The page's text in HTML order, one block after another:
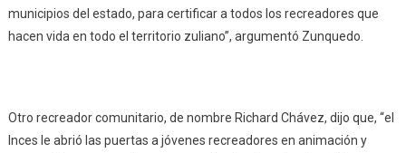
municipios del estado, para certificar a todos los recreadores que
hacen vida en todo el territorio zuliano”, argumentó Zunquedo.
Otro recreador comunitario, de nombre Richard Chávez, dijo que, “el
Inces le abrió las puertas a jóvenes recreadores en animación y